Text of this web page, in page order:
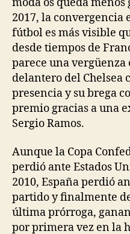
2017, la convergencia
fútbol es más visible
desde tiempos de
parece una vergüenza
delantero del Chelsea
presencia y su brega
premio gracias a una
Sergio Ramos.
Aunque la Copa
perdió ante Estados
2010, España perdió
partido y finalmente
última prórroga,
por primera vez en la